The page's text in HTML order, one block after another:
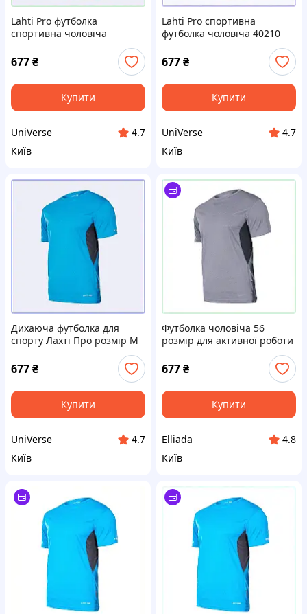
Lahti Pro футболка
спортивна чоловіча
775KK3414
677₴
Купити
UniVerse
4.7
Київ
Lahti Pro спортивна
футболка чоловіча 40210
677₴
Купити
UniVerse
4.7
Київ
Дихаюча футболка для
спорту Лахті Про розмір М
677₴
Купити
UniVerse
4.7
Київ
Футболка чоловіча 56
розмір для активної роботи
677₴
Купити
Elliada
4.8
Київ